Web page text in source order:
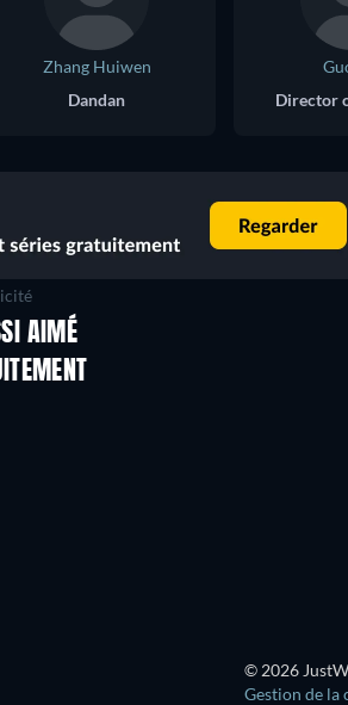
Zhang Huiwen
Dandan
AIMÉ
© 2026
Gestion de la